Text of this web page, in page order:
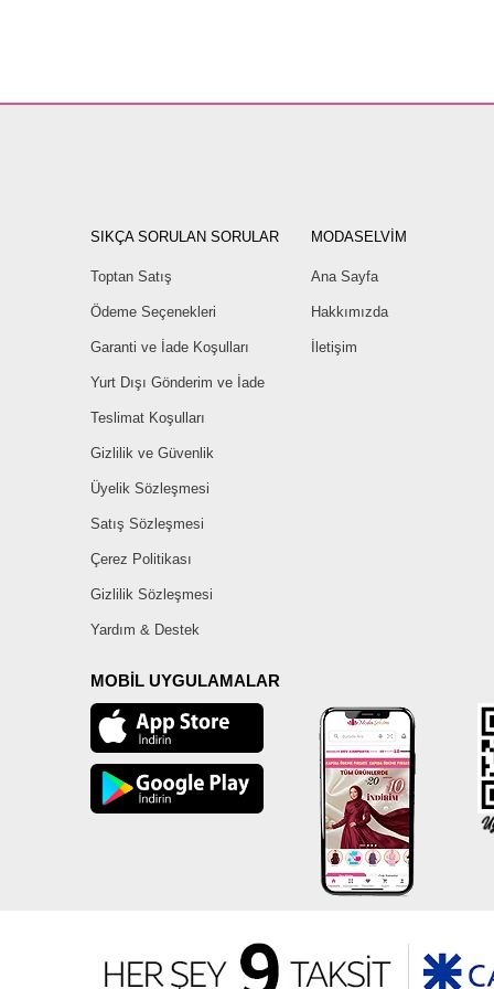
SIKÇA SORULAN SORULAR
Toptan Satış
Ödeme Seçenekleri
Garanti ve İade Koşulları
Yurt Dışı Gönderim ve İade
Teslimat Koşulları
Gizlilik ve Güvenlik
Üyelik Sözleşmesi
Satış Sözleşmesi
Çerez Politikası
Gizlilik Sözleşmesi
Yardım & Destek
MODASELVİM
Ana Sayfa
Hakkımızda
İletişim
MOBİL UYGULAMALAR